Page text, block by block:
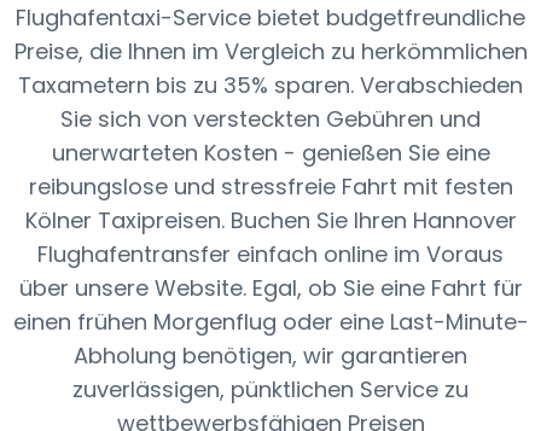
Flughafentaxi-Service bietet budgetfreundliche
Preise, die Ihnen im Vergleich zu herkömmlichen
Taxametern bis zu 35% sparen. Verabschieden
Sie sich von versteckten Gebühren und
unerwarteten Kosten - genießen Sie eine
reibungslose und stressfreie Fahrt mit festen
Kölner Taxipreisen. Buchen Sie Ihren Hannover
Flughafentransfer einfach online im Voraus
über unsere Website. Egal, ob Sie eine Fahrt für
einen frühen Morgenflug oder eine Last-Minute-
Abholung benötigen, wir garantieren
zuverlässigen, pünktlichen Service zu
wettbewerbsfähigen Preisen